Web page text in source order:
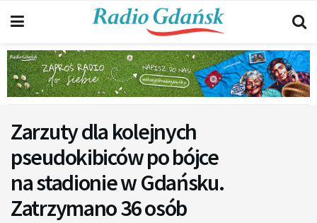
Zarzuty dla kolejnych
pseudokibiców po bójce
na stadionie w Gdańsku.
Zatrzymano 36 osób